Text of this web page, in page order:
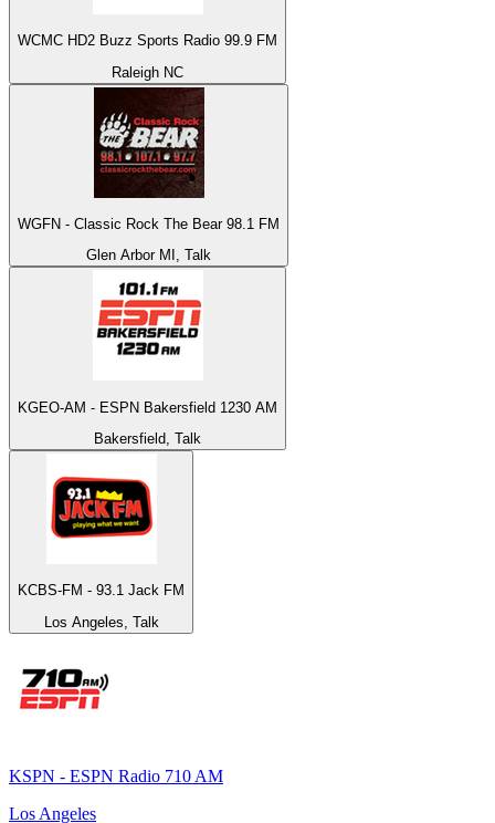
WCMC HD2 Buzz Sports Radio 99.9 FM
Raleigh NC
WGFN - Classic Rock The Bear 98.1 FM
Glen Arbor MI, Talk
KGEO-AM - ESPN Bakersfield 1230 AM
Bakersfield, Talk
KCBS-FM - 93.1 Jack FM
Los Angeles, Talk
KSPN - ESPN Radio 710 AM
Los Angeles